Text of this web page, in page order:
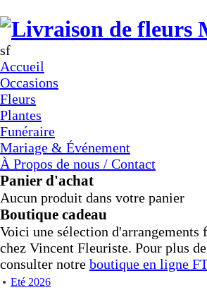
sf
Accueil
Occasions
Fleurs
Plantes
Funéraire
Mariage & Événement
À Propos de nous / Contact
Panier d'achat
Aucun produit dans votre panier
Boutique cadeau
Voici une sélection
chez Vincent Fleuriste. Pour plus
consulter notre boutique en ligne
Eté 2026